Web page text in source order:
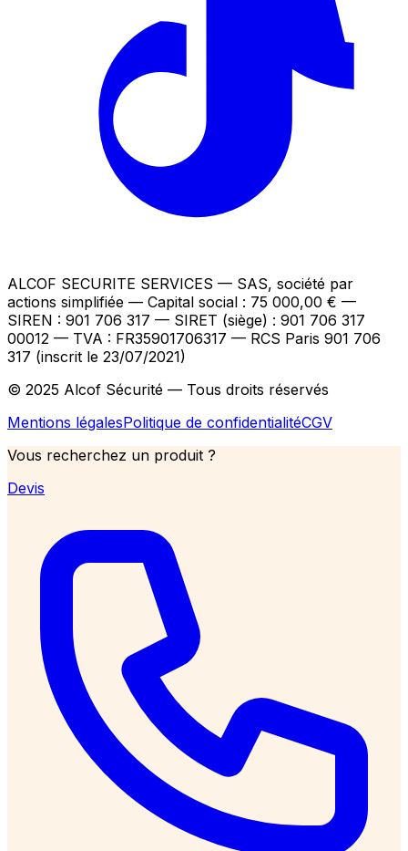
ALCOF SECURITE SERVICES — SAS, société par
actions simplifiée — Capital social : 75 000,00 € —
SIREN : 901 706 317 — SIRET (siège) : 901 706 317
00012 — TVA : FR35901706317 — RCS Paris 901 706
317 (inscrit le 23/07/2021)
© 2025 Alcof Sécurité — Tous droits réservés
Mentions légalesPolitique de confidentialitéCGV
Vous recherchez un produit ?
Devis